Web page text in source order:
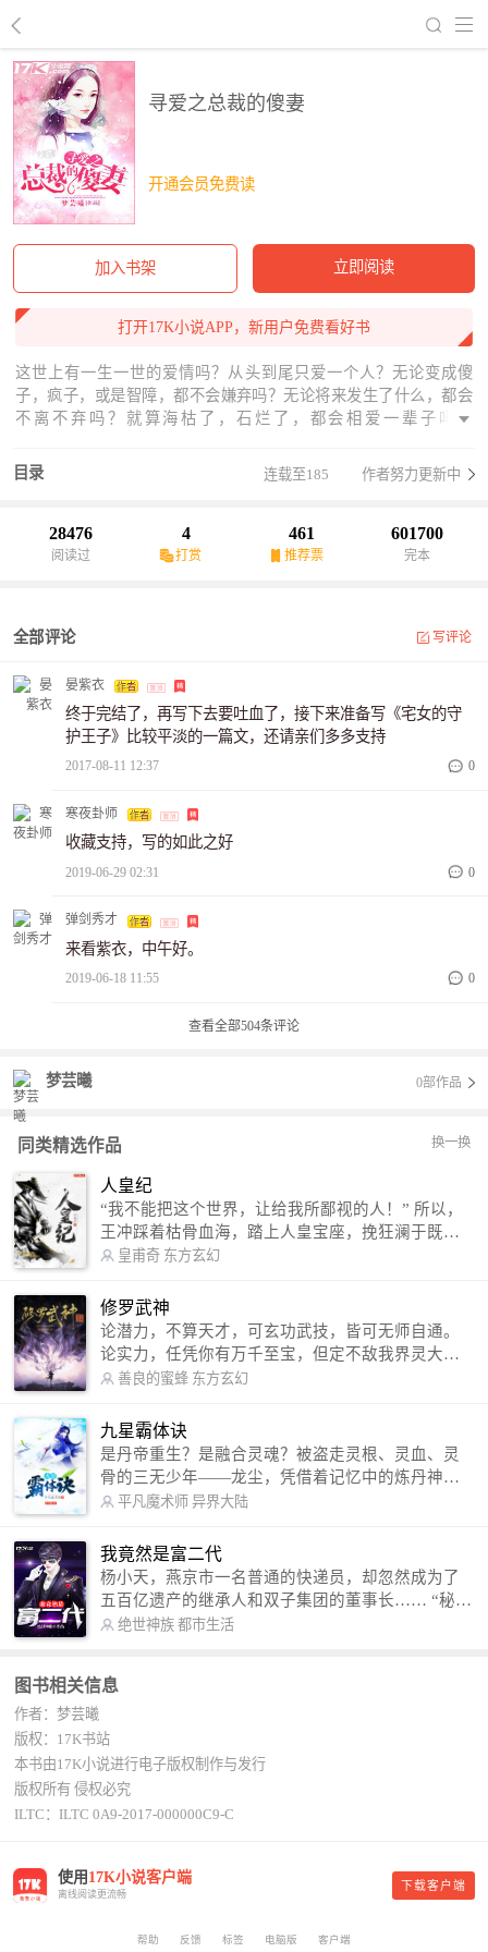
寻爱之总裁的傻妻
开通会员免费读
加入书架 立即阅读
打开17K小说APP，新用户免费看好书
这世上有一生一世的爱情吗？从头到尾只爱一个人？无论变成傻
子，疯子，或是智障，都不会嫌弃吗？无论将来发生了什么，都会
不离不弃吗？就算海枯了，石烂了，都会相爱一辈子吗？
女，智商只有八岁，却得到了人人梦寐以求的爱情。他是一个身价
过亿的俊美总裁，身边的美女多得数不胜数，却唯独只爱她一个。
都是同一个人，从没变过）
目录 连载至185 作者努力更新中
28476
阅读过
4
打赏
461
推荐票
601700
完本
全部评论 写评论
晏紫衣
终于完结了，再写下去要吐血了，接下来准备写《宅女的守
护王子》比较平淡的一篇文，还请亲们多多支持
2017-08-11 12:37 0
寒夜卦师
收藏支持，写的如此之好
2019-06-29 02:31 0
弹剑秀才
来看紫衣，中午好。
2019-06-18 11:55 0
查看全部504条评论
梦芸曦 0部作品
同类精选作品 换一换
人皇纪
“我不能把这个世界，让给我所鄙视的人！” 所以，
王冲踩着枯骨血海，踏上人皇宝座，挽狂澜于既
倒，扶大厦之将倾，成就了一段无上的传说！ 微信
微博：皇甫奇（地址：http://weibo.com/u/25284575
87） QQ交流群：320238210【普通群】 574501330
【VIP订阅群】 欢迎大家关注。
皇甫奇 东方玄幻
修罗武神
论潜力，不算天才，可玄功武技，皆可无师自通。
论实力，任凭你有万千至宝，但定不敌我界灵大
军。 我是谁？天下众生视我为修罗，却不知，我以
信公众号：善良的蜜蜂后援会）
善良的蜜蜂 东方玄幻
九星霸体诀
是丹帝重生？是融合灵魂？被盗走灵根、灵血、灵
骨的三无少年——龙尘，凭借着记忆中的炼丹神
术，修行神秘功法九星霸体诀，拨开重重迷雾，解
勾搭各色美女，镇压恶鬼邪神。 江湖传闻：龙
尘一到，地吼天啸。龙尘一出，鬼泣神哭。 本
故事纯属虚构，如有雷同，那就是真事儿，想要对
号入座，抓紧时间进群：487963015 微信公众号：
平凡魔术师,或者搜索：pingfanmoshushi1982,公众
平凡魔术师 异界大陆
我竟然是富二代
杨小天，燕京市一名普通的快递员，却忽然成为了
五百亿遗产的继承人和双子集团的董事长…… “秘
书，给我定制一套百亿富翁的吃喝住行标准！” “好
呢？” “回杨总，开车太堵，已经给你安排了直升
敢想的，没有秘书办不到的。
绝世神族 都市生活
图书相关信息
作者：梦芸曦
版权：17K书站
本书由17K小说进行电子版权制作与发行
版权所有 侵权必究
ILTC：ILTC 0A9-2017-000000C9-C
使用 17K小说客户端
离线阅读更流畅
下载客户端
帮助 反馈 标签 电脑版 客户端